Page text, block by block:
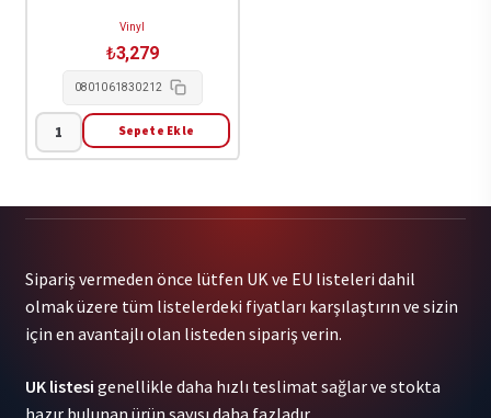
Vinyl
₺3,279
0801061830212
!!!
Wallop
(Color
Vinyl)
adet
Sepete Ekle
Sipariş vermeden önce lütfen UK ve EU listeleri dahil
olmak üzere tüm listelerdeki fiyatları karşılaştırın ve sizin
için en avantajlı olan listeden sipariş verin.
UK listesi genellikle daha hızlı teslimat sağlar ve stokta
hazır bulunan ürün sayısı daha fazladır.